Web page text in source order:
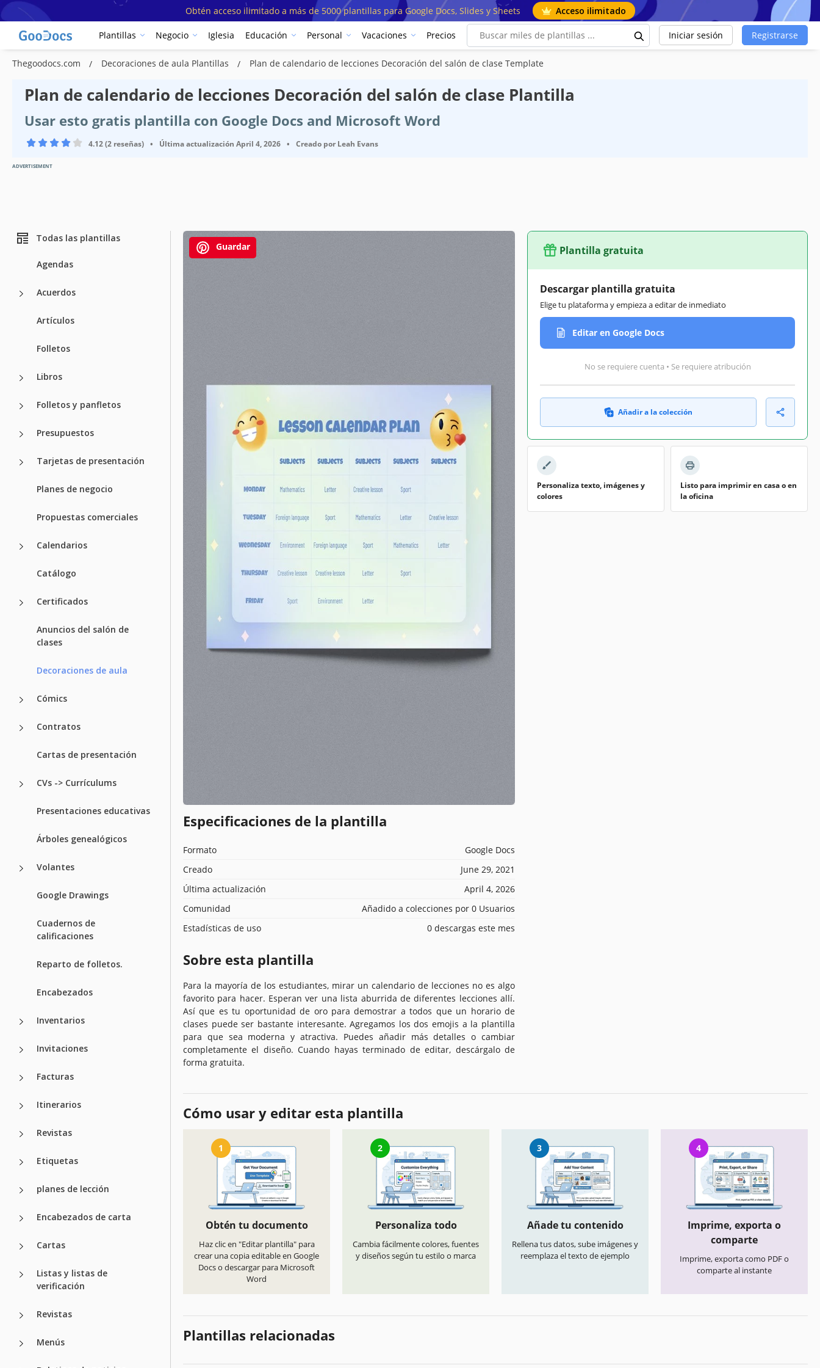
Obtén acceso ilimitado a más de 5000 plantillas para Google Docs, Slides y Sheets Acceso ilimitado
Plantillas Negocio Iglesia Educación Personal Vacaciones Precios Iniciar sesión Registrarse
Thegoodocs.com Decoraciones de aula Plantillas Plan de calendario de lecciones Decoración del salón de clase Template
Plan de calendario de lecciones Decoración del salón de clase Plantilla
Usar esto gratis plantilla con Google Docs and Microsoft Word
4.12 (2 reseñas) • Última actualización April 4, 2026 • Creado por Leah Evans
ADVERTISEMENT
Todas las plantillas
Agendas
Acuerdos
Artículos
Folletos
Libros
Folletos y panfletos
Presupuestos
Tarjetas de presentación
Planes de negocio
Propuestas comerciales
Calendarios
Catálogo
Certificados
Anuncios del salón de
clases
Decoraciones de aula
Cómics
Contratos
Cartas de presentación
CVs -> Currículums
Presentaciones educativas
Árboles genealógicos
Volantes
Google Drawings
Cuadernos de
calificaciones
Reparto de folletos.
Encabezados
Inventarios
Invitaciones
Facturas
Itinerarios
Revistas
Etiquetas
planes de lección
Encabezados de carta
Cartas
Listas y listas de
verificación
Revistas
Menús
Guardar
Especificaciones de la plantilla
Formato
Google Docs
Creado
June 29, 2021
Última actualización
April 4, 2026
Comunidad
Añadido a colecciones por 0 Usuarios
Estadísticas de uso
0 descargas este mes
Sobre esta plantilla
Para la mayoría de los estudiantes, mirar un calendario de lecciones no es algo
favorito para hacer. Esperan ver una lista aburrida de diferentes lecciones allí.
Así que es tu oportunidad de oro para demostrar a todos que un horario de
clases puede ser bastante interesante. Agregamos los dos emojis a la plantilla
para que sea moderna y atractiva. Puedes añadir más detalles o cambiar
completamente el diseño. Cuando hayas terminado de editar, descárgalo de
forma gratuita.
Plantilla gratuita
Descargar plantilla gratuita
Elige tu plataforma y empieza a editar de inmediato
Editar en Google Docs
No se requiere cuenta • Se requiere atribución
Añadir a la colección
Personaliza texto, imágenes y
colores
Listo para imprimir en casa o en
la oficina
Cómo usar y editar esta plantilla
1
Obtén tu documento
Haz clic en "Editar plantilla" para
crear una copia editable en Google
Docs o descargar para Microsoft
Word
2
Personaliza todo
Cambia fácilmente colores, fuentes
y diseños según tu estilo o marca
3
Añade tu contenido
Rellena tus datos, sube imágenes y
reemplaza el texto de ejemplo
4
Imprime, exporta o
comparte
Imprime, exporta como PDF o
comparte al instante
Plantillas relacionadas